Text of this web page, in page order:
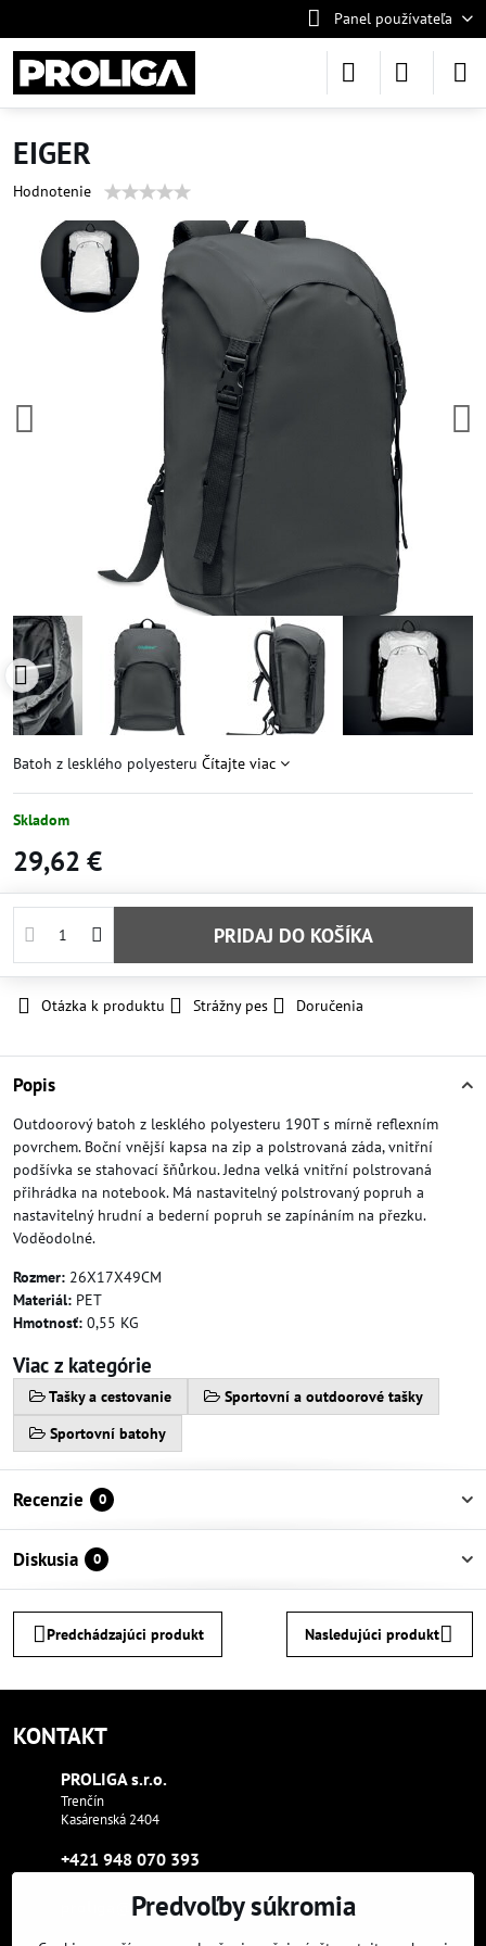
Panel používateľa
EIGER
Hodnotenie
Batoh z lesklého polyesteru Čítajte viac
Skladom
29,62 €
PRIDAJ DO KOŠÍKA
Otázka k produktu Strážny pes Doručenia
Popis
Outdoorový batoh z lesklého polyesteru 190T s mírně reflexním
povrchem. Boční vnější kapsa na zip a polstrovaná záda, vnitřní
podšívka se stahovací šňůrkou. Jedna velká vnitřní polstrovaná
přihrádka na notebook. Má nastavitelný polstrovaný popruh a
nastavitelný hrudní a bederní popruh se zapínáním na přezku.
Voděodolné.
Rozmer: 26X17X49CM
Materiál: PET
Hmotnosť: 0,55 KG
Viac z kategórie
Tašky a cestovanie
Sportovní a outdoorové tašky
Sportovní batohy
Recenzie 0
Diskusia 0
Predchádzajúci produkt Nasledujúci produkt
KONTAKT
PROLIGA s​.r​.o​.
Trenčín
Kasárenská 2404
+421 948 070 393
proliga​@proliga​.eu
Predvoľby súkromia